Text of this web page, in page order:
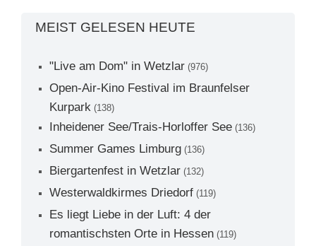
MEIST GELESEN HEUTE
"Live am Dom" in Wetzlar (976)
Open-Air-Kino Festival im Braunfelser
Kurpark (138)
Inheidener See/Trais-Horloffer See (136)
Summer Games Limburg (136)
Biergartenfest in Wetzlar (132)
Westerwaldkirmes Driedorf (119)
Es liegt Liebe in der Luft: 4 der
romantischsten Orte in Hessen (119)